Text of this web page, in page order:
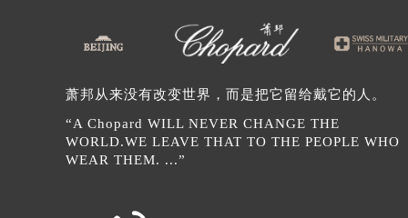
辽宁省盘锦市兴隆台区石油大街萧邦
辽宁省铁岭市银州区南马路萧邦售后
辽宁省沈阳市沈河区中街路83号亨
北京市朝阳区建国门外大街甲6号华
萧邦从来没有改变世界，而是把它留给戴它的人。
“A Chopard WILL NEVER CHANGE THE
WORLD.WE LEAVE THAT TO THE PEOPLE WHO
WEAR THEM. ...”